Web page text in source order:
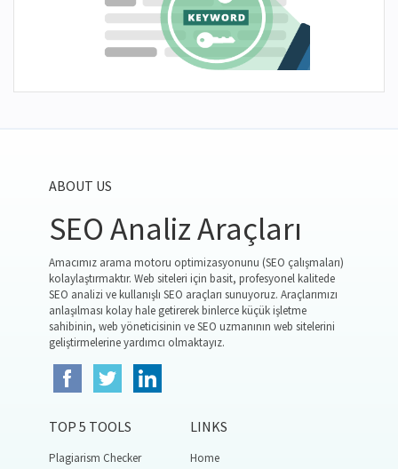
ABOUT US
SEO Analiz Araçları
Amacımız arama motoru optimizasyonunu (SEO çalışmaları)
kolaylaştırmaktır. Web siteleri için basit, profesyonel kalitede
SEO analizi ve kullanışlı SEO araçları sunuyoruz. Araçlarımızı
anlaşılması kolay hale getirerek binlerce küçük işletme
sahibinin, web yöneticisinin ve SEO uzmanının web sitelerini
geliştirmelerine yardımcı olmaktayız.
TOP 5 TOOLS
Plagiarism Checker
LINKS
Home